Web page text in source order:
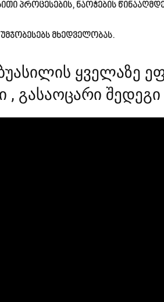
პროცესების, ნაოჭების
მხედველობას.
ყველაზე
გასაოცარი შედეგი